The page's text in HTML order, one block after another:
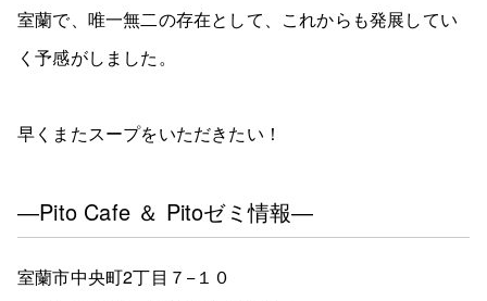
室蘭で、唯一無二の存在として、これからも発展してい
く予感がしました。
早くまたスープをいただきたい！
―Pito Cafe ＆ Pitoゼミ情報―
室蘭市中央町2丁目７−１０